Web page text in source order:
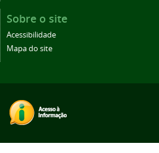
Sobre o site
Acessibilidade
Mapa do site